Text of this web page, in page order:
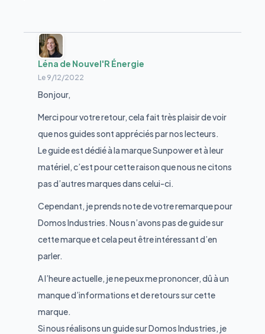
Léna de Nouvel'R Énergie
Le 9/12/2022
Bonjour,
Merci pour votre retour, cela fait très plaisir de voir
que nos guides sont appréciés par nos lecteurs.
Le guide est dédié à la marque Sunpower et à leur
matériel, c’est pour cette raison que nous ne citons
pas d’autres marques dans celui-ci.
Cependant, je prends note de votre remarque pour
Domos Industries. Nous n’avons pas de guide sur
cette marque et cela peut être intéressant d’en
parler.
A l’heure actuelle, je ne peux me prononcer, dû à un
manque d’informations et de retours sur cette
marque.
Si nous réalisons un guide sur Domos Industries, je